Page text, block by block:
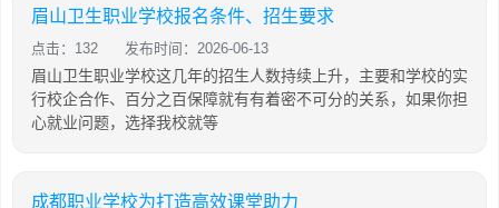
眉山卫生职业学校报名条件、招生要求
点击：132 发布时间：2026-06-13
眉山卫生职业学校这几年的招生人数持续上升，主要和学校的实
行校企合作、百分之百保障就有有着密不可分的关系，如果你担
心就业问题，选择我校就等
成都职业学校为打造高效课堂助力